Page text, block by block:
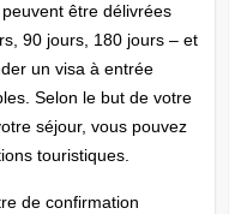
être délivrées
90 jours, 180 jours – et
un visa à entrée
Selon le but de votre
séjour, vous pouvez
touristiques.
de confirmation